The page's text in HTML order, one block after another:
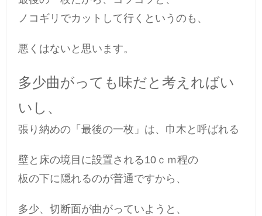
ノコギリでカットして行くというのも、
悪くはないと思います。
多少曲がっても味だと考えればい
いし、
張り納めの「最後の一枚」は、巾木と呼ばれる
壁と床の境目に設置される10ｃｍ程の
板の下に隠れるのが普通ですから、
多少、切断面が曲がっていようと、